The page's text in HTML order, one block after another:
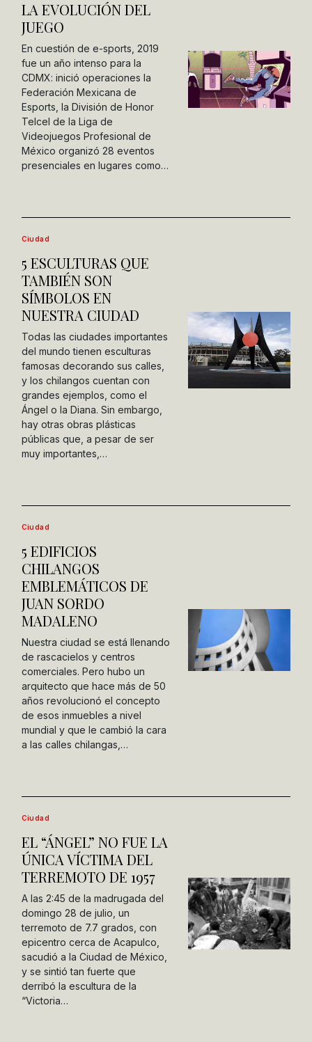
LA EVOLUCIÓN DEL
JUEGO
En cuestión de e-sports, 2019
fue un año intenso para la
CDMX: inició operaciones la
Federación Mexicana de
Esports, la División de Honor
Telcel de la Liga de
Videojuegos Profesional de
México organizó 28 eventos
presenciales en lugares como…
Ciudad
5 ESCULTURAS QUE
TAMBIÉN SON
SÍMBOLOS EN
NUESTRA CIUDAD
Todas las ciudades importantes
del mundo tienen esculturas
famosas decorando sus calles,
y los chilangos cuentan con
grandes ejemplos, como el
Ángel o la Diana. Sin embargo,
hay otras obras plásticas
públicas que, a pesar de ser
muy importantes,…
Ciudad
5 EDIFICIOS
CHILANGOS
EMBLEMÁTICOS DE
JUAN SORDO
MADALENO
Nuestra ciudad se está llenando
de rascacielos y centros
comerciales. Pero hubo un
arquitecto que hace más de 50
años revolucionó el concepto
de esos inmuebles a nivel
mundial y que le cambió la cara
a las calles chilangas,…
Ciudad
EL “ÁNGEL” NO FUE LA
ÚNICA VÍCTIMA DEL
TERREMOTO DE 1957
A las 2:45 de la madrugada del
domingo 28 de julio, un
terremoto de 7.7 grados, con
epicentro cerca de Acapulco,
sacudió a la Ciudad de México,
y se sintió tan fuerte que
derribó la escultura de la
“Victoria…